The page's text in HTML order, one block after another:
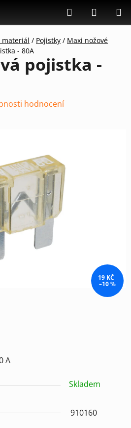
Hledat
KOŠÍK
materiál / Pojistky / Maxi nožové
- 80A
A
Skladem
910160
pojistka -
hodnocení
19 KČ
–10 %